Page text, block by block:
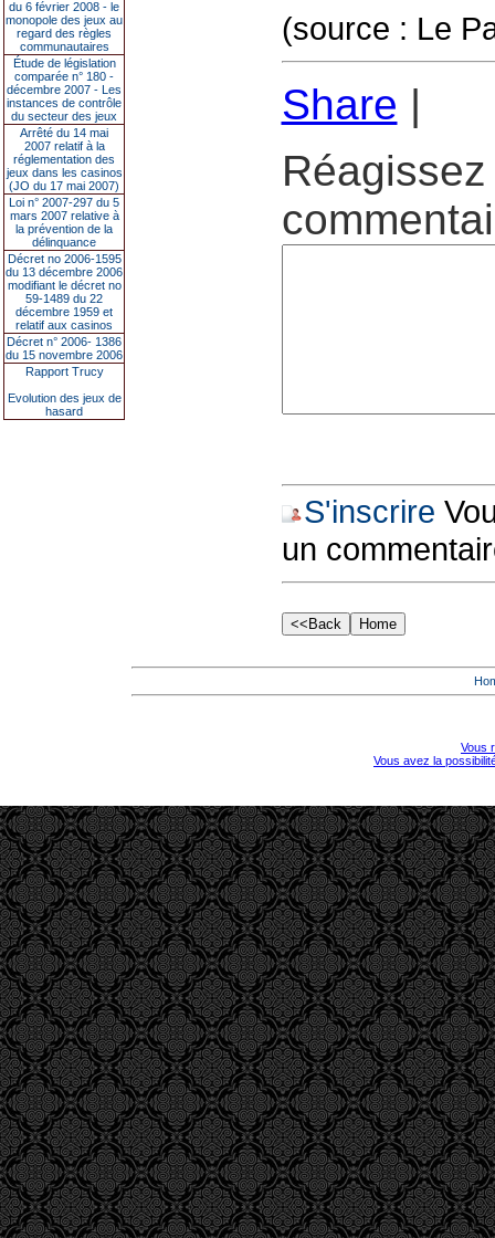
du 6 février 2008 - le
monopole des jeux au
regard des règles
communautaires
Étude de législation
comparée n° 180 -
décembre 2007 - Les
instances de contrôle
du secteur des jeux
Arrêté du 14 mai
2007 relatif à la
réglementation des
jeux dans les casinos
(JO du 17 mai 2007)
Loi n° 2007-297 du 5
mars 2007 relative à
la prévention de la
délinquance
Décret no 2006-1595
du 13 décembre 2006
modifiant le décret no
59-1489 du 22
décembre 1959 et
relatif aux casinos
Décret n° 2006- 1386
du 15 novembre 2006
Rapport Trucy
Evolution des jeux de
hasard
(source : Le
Share |
S'inscrire
un
Vous
Vous avez la